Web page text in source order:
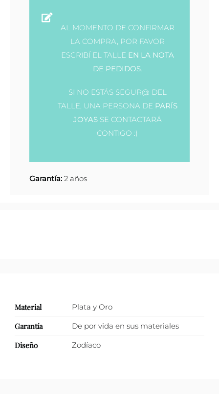
AL MOMENTO DE CONFIRMAR
LA COMPRA, POR FAVOR
ESCRIBÍ EL TALLE EN LA NOTA
DE PEDIDOS.
SI NO ESTÁS SEGUR@ DEL
TALLE, UNA PERSONA DE PARÍS
JOYASSE CONTACTARÁ
CONTIGO :)
Garantía: 2 años
Material Plata y Oro
Garantía De por vida en sus materiales
Diseño Zodíaco